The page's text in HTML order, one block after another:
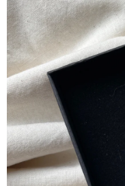
T
E
N
A
J
Í
T
?